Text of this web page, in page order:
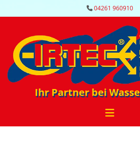
 04261 960910
Ihr Partner bei